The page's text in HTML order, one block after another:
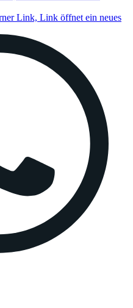
Link, Link öffnet ein neues